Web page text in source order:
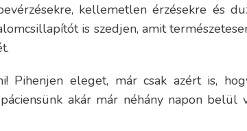
kellemetlen érzésekre és
is szedjen, amit
Pihenjen eleget, már csak azért is,
akár már néhány napon belül